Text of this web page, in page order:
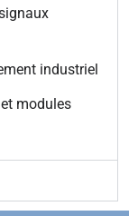
industriel
modules